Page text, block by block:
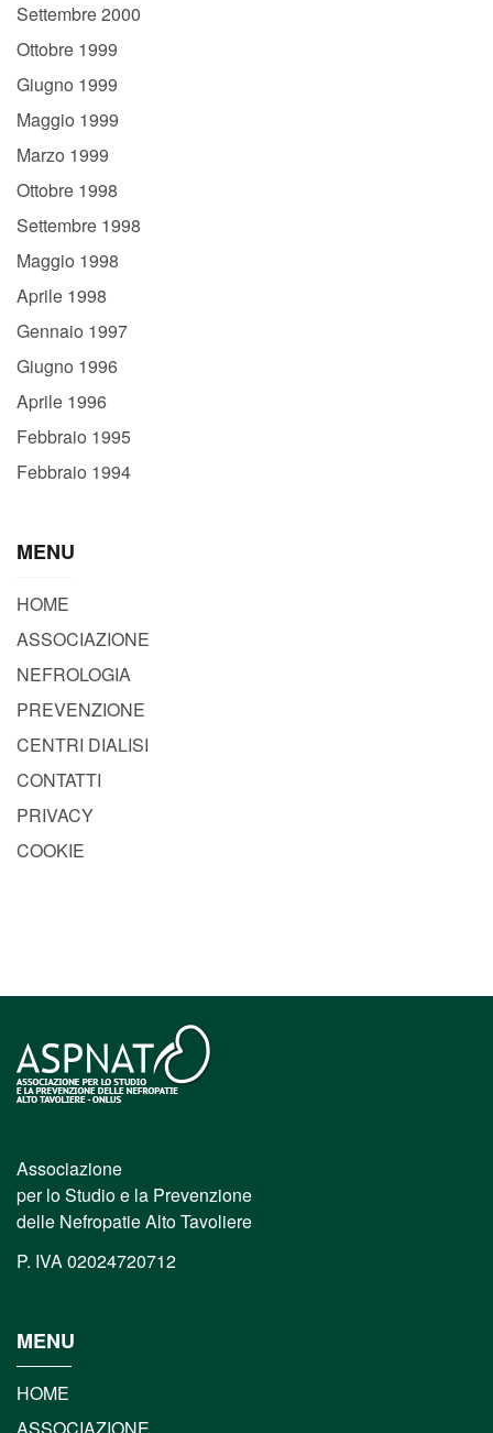
Settembre 2000
Ottobre 1999
Giugno 1999
Maggio 1999
Marzo 1999
Ottobre 1998
Settembre 1998
Maggio 1998
Aprile 1998
Gennaio 1997
Giugno 1996
Aprile 1996
Febbraio 1995
Febbraio 1994
MENU
HOME
ASSOCIAZIONE
NEFROLOGIA
PREVENZIONE
CENTRI DIALISI
CONTATTI
PRIVACY
COOKIE
Associazione
per lo Studio e la Prevenzione
delle Nefropatie Alto Tavoliere
P. IVA 02024720712
MENU
HOME